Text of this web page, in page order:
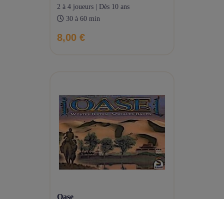
2 à 4 joueurs | Dès 10 ans
30 à 60 min
8,00 €
oase